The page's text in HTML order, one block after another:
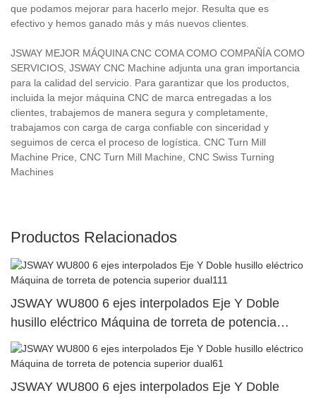
que podamos mejorar para hacerlo mejor. Resulta que es
efectivo y hemos ganado más y más nuevos clientes.
JSWAY MEJOR MÁQUINA CNC COMA COMO COMPAÑÍA COMO
SERVICIOS, JSWAY CNC Machine adjunta una gran importancia
para la calidad del servicio. Para garantizar que los productos,
incluida la mejor máquina CNC de marca entregadas a los
clientes, trabajemos de manera segura y completamente,
trabajamos con carga de carga confiable con sinceridad y
seguimos de cerca el proceso de logística. CNC Turn Mill
Machine Price, CNC Turn Mill Machine, CNC Swiss Turning
Machines
Productos Relacionados
JSWAY WU800 6 ejes interpolados Eje Y Doble
husillo eléctrico Máquina de torreta de potencia
superior dual111
JSWAY WU800 6 ejes interpolados Eje Y Doble